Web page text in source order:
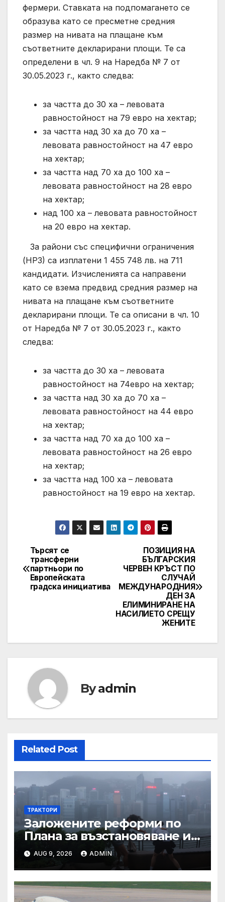
фермери. Ставката на подпомагането се
образува като се пресметне средния
размер на нивата на плащане към
съответните декларирани площи. Те са
определени в чл. 9 на Наредба № 7 от
30.05.2023 г., както следва:
за частта до 30 ха – левовата
равностойност на 79 евро на хектар;
за частта над 30 ха до 70 ха –
левовата равностойност на 47 евро
на хектар;
за частта над 70 ха до 100 ха –
левовата равностойност на 28 евро
на хектар;
над 100 ха – левовата равностойност
на 20 евро на хектар.
За райони със специфични ограничения
(НР3) са изплатени 1 455 748 лв. на 711
кандидати. Изчисленията са направени
като се взема предвид средния размер на
нивата на плащане към съответните
декларирани площи. Те са описани в чл. 10
от Наредба № 7 от 30.05.2023 г., както
следва:
за частта до 30 ха – левовата
равностойност на 74евро на хектар;
за частта над 30 ха до 70 ха –
левовата равностойност на 44 евро
на хектар;
за частта над 70 ха до 100 ха –
левовата равностойност на 26 евро
на хектар;
за частта над 100 ха – левовата
равностойност на 19 евро на хектар.
Post
navigation
ПОЗИЦИЯ НА
БЪЛГАРСКИЯ
ЧЕРВЕН КРЪСТ ПО
СЛУЧАЙ
МЕЖДУНАРОДНИЯ
ДЕН ЗА
ЕЛИМИНИРАНЕ НА
НАСИЛИЕТО СРЕЩУ
ЖЕНИТЕ
Търсят се
трансферни
партньори по
Европейската
градска инициатива
Byadmin
Related Post
ТРАКТОРИ
Заложените реформи по
Плана за възстановяване и
устойчивост в част
енергетика са
неизпълними
AUG 9, 2026 ADMIN